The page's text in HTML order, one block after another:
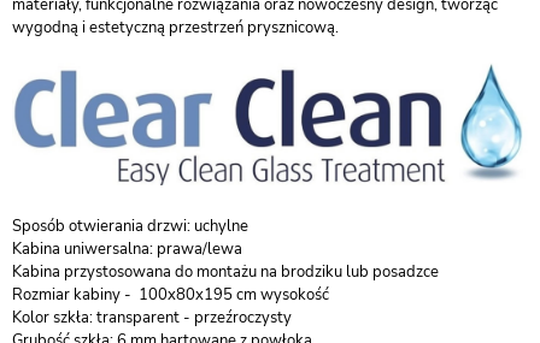
materiały, funkcjonalne rozwiązania oraz nowoczesny design, tworząc
wygodną i estetyczną przestrzeń prysznicową.
Sposób otwierania drzwi: uchylne
Kabina uniwersalna: prawa/lewa
Kabina przystosowana do montażu na brodziku lub posadzce
Rozmiar kabiny - 100x80x195 cm wysokość
Kolor szkła: transparent - przeźroczysty